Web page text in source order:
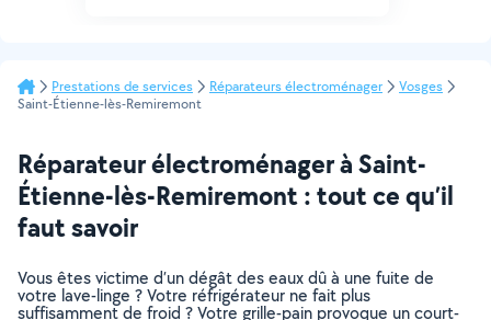
Prestations de services Réparateurs électroménager
Vosges
Saint-Étienne-lès-Remiremont
Réparateur électroménager à Saint-
Étienne-lès-Remiremont : tout ce qu’il
faut savoir
Vous êtes victime d’un dégât des eaux dû à une fuite de
votre lave-linge ? Votre réfrigérateur ne fait plus
suffisamment de froid ? Votre grille-pain provoque un court-